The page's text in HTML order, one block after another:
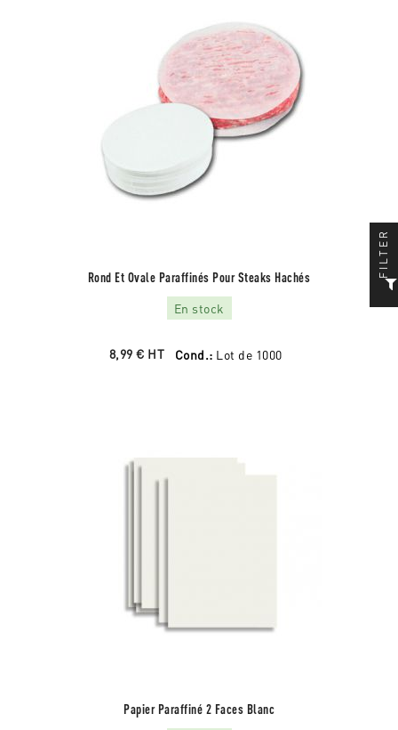
Rond Et Ovale Paraffinés Pour Steaks Hachés
En stock
8,99 € HT Cond.: Lot de 1000
Papier Paraffiné 2 Faces Blanc
FILTER